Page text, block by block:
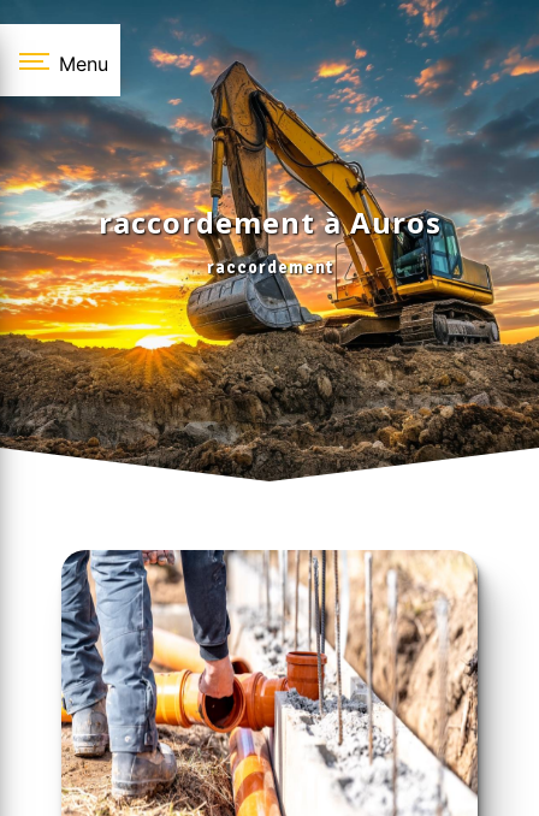
Menu
raccordement à Auros
raccordement
Panneau de gestion des cookies